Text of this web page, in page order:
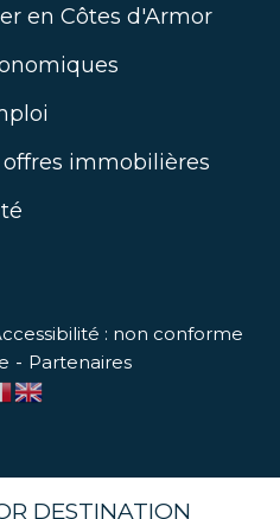
en Côtes d'Armor
immobilières
: non conforme
Partenaires
DESTINATION